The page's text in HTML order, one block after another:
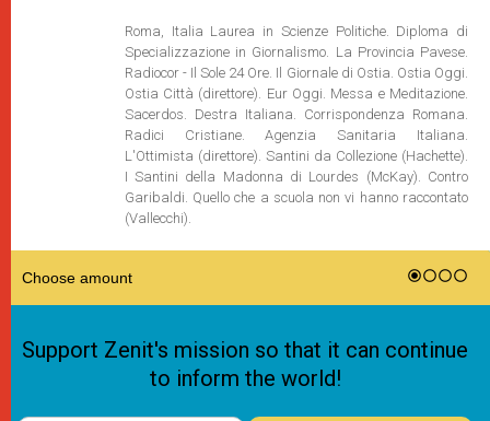
Roma, Italia Laurea in Scienze Politiche. Diploma di
Specializzazione in Giornalismo. La Provincia Pavese.
Radiocor - Il Sole 24 Ore. Il Giornale di Ostia. Ostia Oggi.
Ostia Città (direttore). Eur Oggi. Messa e Meditazione.
Sacerdos. Destra Italiana. Corrispondenza Romana.
Radici Cristiane. Agenzia Sanitaria Italiana.
L'Ottimista (direttore). Santini da Collezione (Hachette).
I Santini della Madonna di Lourdes (McKay). Contro
Garibaldi. Quello che a scuola non vi hanno raccontato
(Vallecchi).